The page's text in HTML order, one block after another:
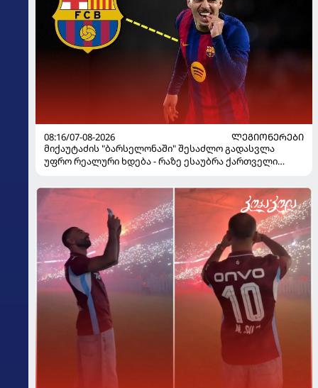
08:16/07-08-2026
ᲚᲔᲒᲘᲝᲜᲔᲠᲔᲑᲘ
მიქაუტაძის "ბარსელონაში" შესაძლო გადასვლა
უფრო რეალური ხდება - რაზე ესაუბრა ქართველი